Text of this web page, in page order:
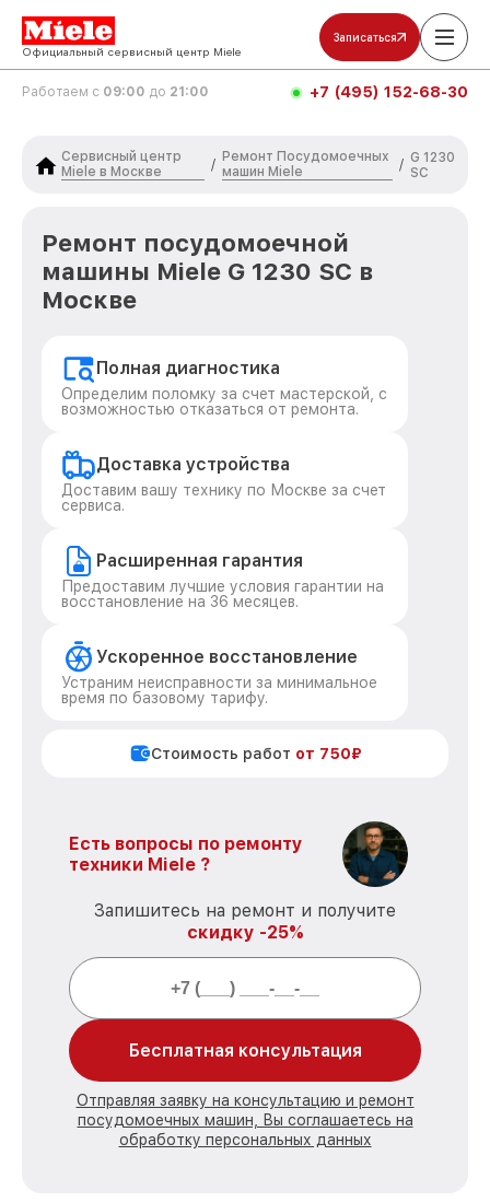
Официальный сервисный центр Miele
Записаться
Работаем с 09:00 до 21:00 +7 (495) 152-68-30
Сервисный центр
Miele в Москве
/
Ремонт Посудомоечных
машин Miele
/ G 1230
SC
Ремонт посудомоечной
машины Miele G 1230 SC в
Москве
Полная диагностика
Определим поломку за счет мастерской, с
возможностью отказаться от ремонта.
Доставка устройства
Доставим вашу технику по Москве за счет
сервиса.
Расширенная гарантия
Предоставим лучшие условия гарантии на
восстановление на 36 месяцев.
Ускоренное восстановление
Устраним неисправности за минимальное
время по базовому тарифу.
Стоимость работ от 750₽
Есть вопросы по ремонту
техники Miele ?
Запишитесь на ремонт и получите
скидку -25%
Бесплатная консультация
Отправляя заявку на консультацию и ремонт
посудомоечных машин, Вы соглашаетесь на
обработку персональных данных